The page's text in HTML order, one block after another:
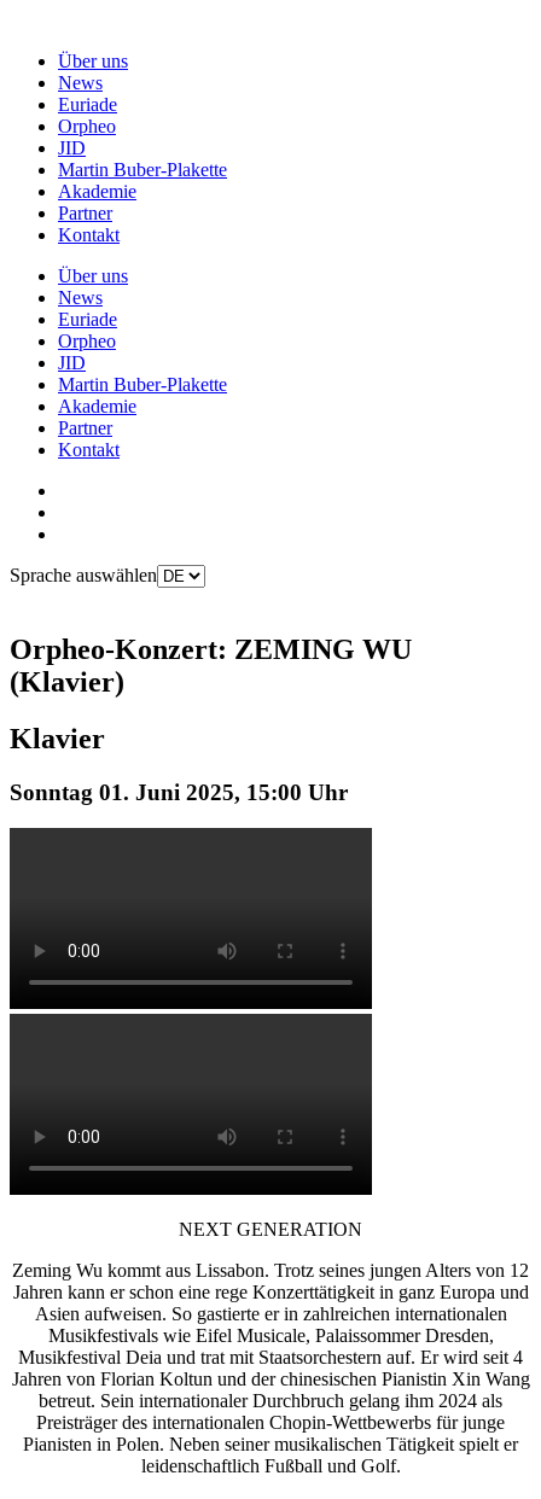
Über uns
News
Euriade
Orpheo
JID
Martin Buber-Plakette
Akademie
Partner
Kontakt
Über uns
News
Euriade
Orpheo
JID
Martin Buber-Plakette
Akademie
Partner
Kontakt
Sprache auswählen
Orpheo-Konzert: ZEMING WU
(Klavier)
Klavier
Sonntag 01. Juni 2025, 15:00 Uhr
NEXT GENERATION
Zeming Wu kommt aus Lissabon. Trotz seines jungen Alters von 12
Jahren kann er schon eine rege Konzerttätigkeit in ganz Europa und
Asien aufweisen. So gastierte er in zahlreichen internationalen
Musikfestivals wie Eifel Musicale, Palaissommer Dresden,
Musikfestival Deia und trat mit Staatsorchestern auf. Er wird seit 4
Jahren von Florian Koltun und der chinesischen Pianistin Xin Wang
betreut. Sein internationaler Durchbruch gelang ihm 2024 als
Preisträger des internationalen Chopin-Wettbewerbs für junge
Pianisten in Polen. Neben seiner musikalischen Tätigkeit spielt er
leidenschaftlich Fußball und Golf.